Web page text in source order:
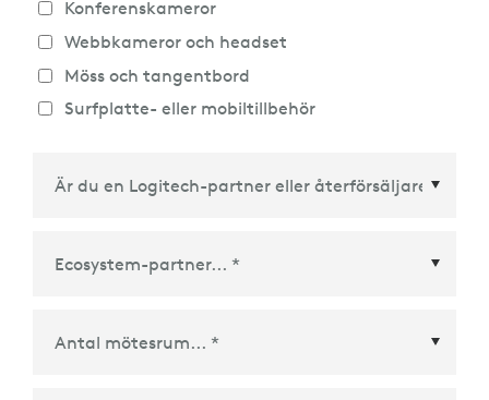
Konferenskameror
Webbkameror och headset
Möss och tangentbord
Surfplatte- eller mobiltillbehör